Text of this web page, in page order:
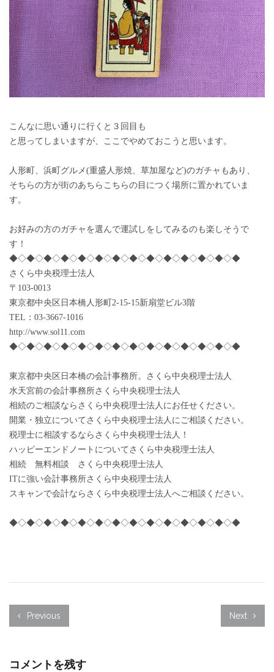
こんなに思い通りに行くと３回目も
と思ってしまいますが、ここでやめておこうと思います。
人形町、浜町グルメ(重盛人形焼、草加屋など)のガチャもあり、
そちらの方が街のあちらこちらの目につく場所に置かれていま
す。
お好みの方のガチャを選んで運試しをしてみるのも楽しそうで
す！
◆◇◆◇◆◇◆◇◆◇◆◇◆◇◆◇◆◇◆◇◆◇◆◇◆◇◆
さくら中央税理士法人
〒103-0013
東京都中央区日本橋人形町2-15-15新扇堂ビル3階
TEL：03-3667-1016
http://www.sol11.com
◆◇◆◇◆◇◆◇◆◇◆◇◆◇◆◇◆◇◆◇◆◇◆◇◆◇◆
東京都中央区日本橋の会計事務所。さくら中央税理士法人
水天宮前の会計事務所さくら中央税理士法人
相続のご相談ならさくら中央税理士法人にお任せください。
開業・独立についてさくら中央税理士法人にご相談ください。
税理士に相談するならさくら中央税理士法人！
ハッピーエンドノートについてさくら中央税理士法人
相続 無料相談 さくら中央税理士法人
ITに強い会計事務所さくら中央税理士法人
スキャンで会計ならさくら中央税理士法人へご相談ください。
◆◇◆◇◆◇◆◇◆◇◆◇◆◇◆◇◆◇◆◇◆◇◆◇◆◇◆
Previous Next
コメントを残す